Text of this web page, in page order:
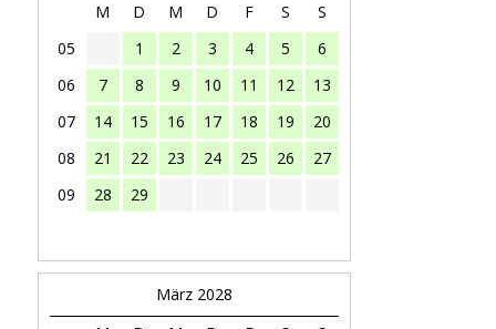
M
D M D F S
S
05
1 2 3 4 5
6
06
7 8 9 10 11 12
13
07
14 15 16 17 18 19
20
08
21 22 23 24 25 26
27
09
28 29
März 2028